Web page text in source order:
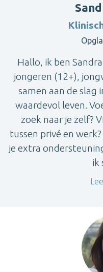
Hallo, ik ben
jongeren (12+),
samen aan de slag
waardevol leven.
zoek naar je zelf?
tussen privé en
je extra
ik